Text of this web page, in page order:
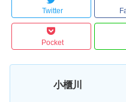
Twitter
Pocket
小櫃川